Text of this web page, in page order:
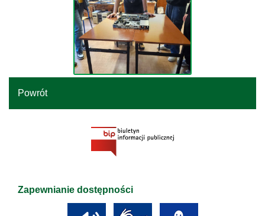
Powrót
Zapewnianie dostępności